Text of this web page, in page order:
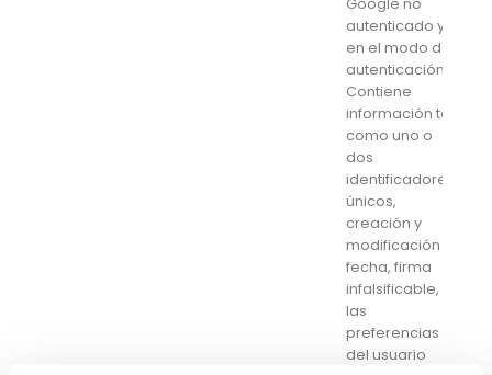
Google no
autenticado y
en el modo de
autenticación.
Contiene
información tal
como uno o
dos
identificadores
únicos,
creación y
modificación
fecha, firma
infalsificable, y
las
preferencias
del usuario